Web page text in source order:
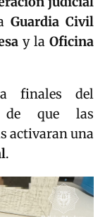
Guardia Civil
y la Oficina
finales del
de que las
activaran una
.